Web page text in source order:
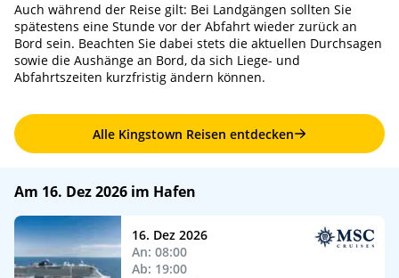
Auch während der Reise gilt: Bei Landgängen sollten Sie
spätestens eine Stunde vor der Abfahrt wieder zurück an
Bord sein. Beachten Sie dabei stets die aktuellen Durchsagen
sowie die Aushänge an Bord, da sich Liege- und
Abfahrtszeiten kurzfristig ändern können.
Alle Kingstown Reisen entdecken
Am 16. Dez 2026 im Hafen
16. Dez 2026
An: 08:00
Ab: 19:00